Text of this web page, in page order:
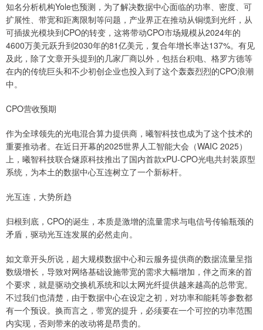
知名分析机构Yole也预测，为了解决数据中心面临的功率、密度、可
扩展性、带宽和距离限制等问题，产业界正在推动从铜缆到光纤，从
可插拔光模块到CPO的转变，这将带动CPO市场规模从2024年的
4600万美元跃升到2030年的81亿美元，复合年增长率达137%。有见
及此，除了文章开头提到的几家厂商以外，包括台积电、格罗方德等
在内的传统巨头和不少初创企业也投入到了这个轰轰烈烈的CPO浪潮
中。
CPO营收预期
作为全球领先的光电混合算力提供商，曦智科技也成为了这个技术的
重要推动者。在近日开幕的2025世界人工智能大会（WAIC 2025）
上，曦智科技联合燧原科技推出了国内首款xPU-CPO光电共封装原型
系统，为本土的数据中心互连树立了一个新标杆。
光互连，大势所趋
归根到底，CPO的诞生，本质是激增的流量需求与电信号传输瓶颈的
矛盾，驱动光互连发展的必然走向。
如文章开头所说，超大规模数据中心和云服务提供商的数据流量呈指
数级增长，导致对网络基础设施带宽的需求大幅增加，伴之而来的首
个要求，就是驱动交换机系统和以太网光纤提供越来越高的总带宽。
不过我们也清楚，由于数据中心在设定之初，对功率和能耗等参数都
有一个预设。换而言之，带宽的提升，必须要在一个可控的功率范围
内实现，否则带来的改动将是昂贵的。